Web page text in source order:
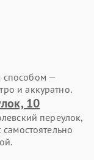
способом —
и аккуратно.
10
переулок,